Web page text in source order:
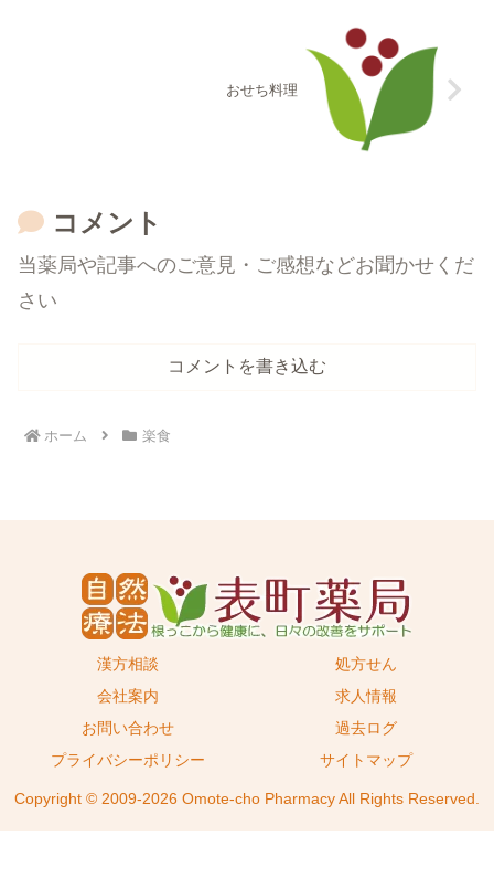
おせち料理
コメント
当薬局や記事へのご意見・ご感想などお聞かせくだ
さい
コメントを書き込む
ホーム 楽食
漢方相談
処方せん
会社案内
求人情報
お問い合わせ
過去ログ
プライバシーポリシー
サイトマップ
Copyright © 2009-2026 Omote-cho Pharmacy All Rights Reserved.